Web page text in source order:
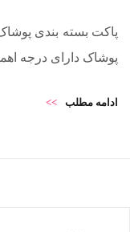
پاکت بسته بندی
پوشاک دارای درجه
ادامه مطلب >>